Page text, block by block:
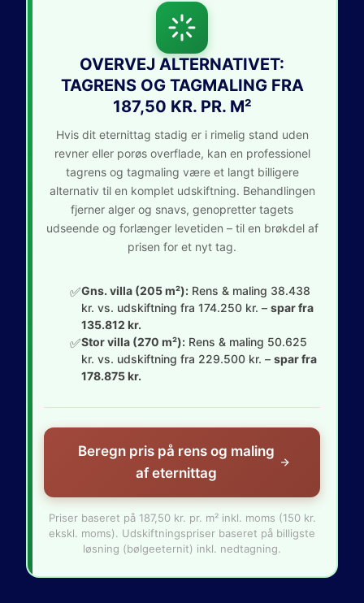
OVERVEJ ALTERNATIVET:
TAGRENS OG TAGMALING FRA
187,50 KR. PR. M²
Hvis dit eternittag stadig er i rimelig stand uden
revner eller porøs overflade, kan en professionel
tagrens og tagmaling være et langt billigere
alternativ til en komplet udskiftning. Behandlingen
fjerner alger og snavs, genopretter tagets
udseende og forlænger levetiden – til en brøkdel af
prisen for et nyt tag.
✅Gns. villa (205 m²): Rens & maling 38.438
kr. vs. udskiftning fra 174.250 kr. – spar fra
135.812 kr.
✅Stor villa (270 m²): Rens & maling 50.625
kr. vs. udskiftning fra 229.500 kr. – spar fra
178.875 kr.
Beregn pris på rens og maling
af eternittag
Priser baseret på 187,50 kr. pr. m² inkl. moms (150 kr.
ekskl. moms). Udskiftningspriser baseret på billigste
løsning (bølgeeternit) inkl. nedtagning.